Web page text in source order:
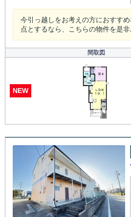
今引っ越しをお考えの方におすす
点とするなら、こちらの物件を是
間取図
NEW